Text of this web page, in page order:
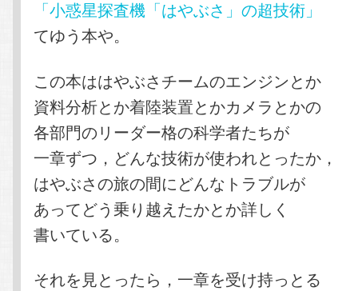
「小惑星探査機「はやぶさ」の超技術」
てゆう本や。
この本ははやぶさチームのエンジンとか
資料分析とか着陸装置とかカメラとかの
各部門のリーダー格の科学者たちが
一章ずつ，どんな技術が使われとったか，
はやぶさの旅の間にどんなトラブルが
あってどう乗り越えたかとか詳しく
書いている。
それを見とったら，一章を受け持っとる